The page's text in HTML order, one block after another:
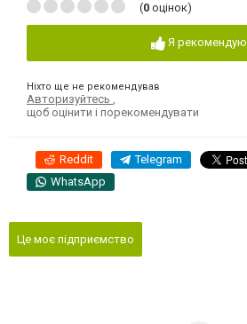
(0 оцінок)
Я рекомендую
Ніхто ще не рекомендував
Авторизуйтесь
щоб оцінити і порекомендувати
Reddit Telegram
WhatsApp
Це моє підприємство